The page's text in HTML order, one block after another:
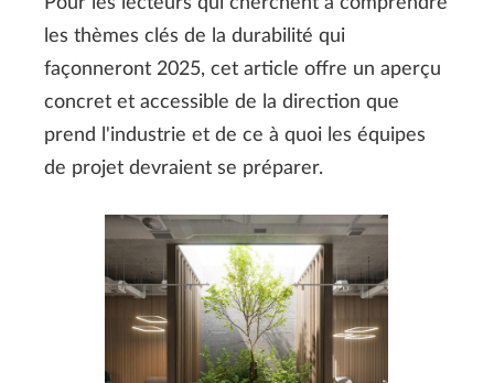
les thèmes clés de la durabilité qui
façonneront 2025, cet article offre un aperçu
concret et accessible de la direction que
prend l'industrie et de ce à quoi les équipes
de projet devraient se préparer.